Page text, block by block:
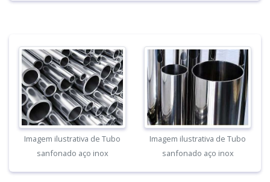
Imagem ilustrativa de Tubo
sanfonado aço inox
Imagem ilustrativa de Tubo
sanfonado aço inox